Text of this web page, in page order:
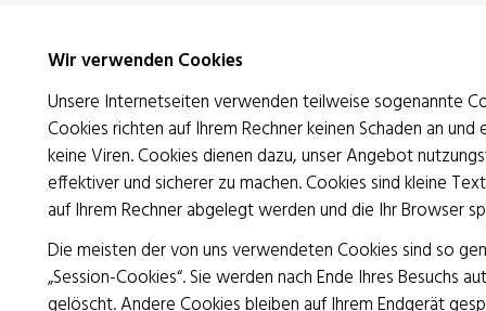
Wir verwenden Cookies
Unsere Internetseiten verwenden teilweise sogenannte
Cookies richten auf Ihrem Rechner keinen Schaden an und
keine Viren. Cookies dienen dazu, unser Angebot
effektiver und sicherer zu machen. Cookies sind kleine
auf Ihrem Rechner abgelegt werden und die Ihr Browser
Die meisten der von uns verwendeten Cookies sind so
„Session-Cookies“. Sie werden nach Ende Ihres Besuchs
gelöscht. Andere Cookies bleiben auf Ihrem Endgerät